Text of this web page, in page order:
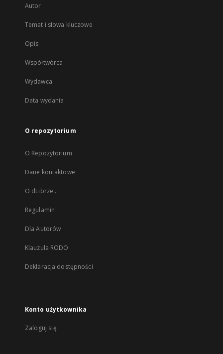
Autor
Temat i słowa kluczowe
Opis
Współtwórca
Wydawca
Data wydania
O repozytorium
O Repozytorium
Dane kontaktowe
O dLibrze...
Regulamin
Dla Autorów
Klauzula RODO
Deklaracja dostępności
Konto użytkownika
Zaloguj się